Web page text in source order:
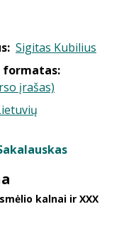
Sigitas Kubilius
formatas:
įrašas)
kalnai ir XXX